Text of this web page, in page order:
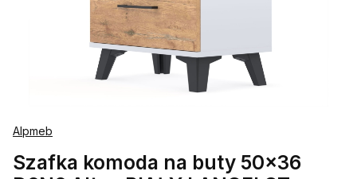
Alpmeb
Szafka komoda na buty 50x36